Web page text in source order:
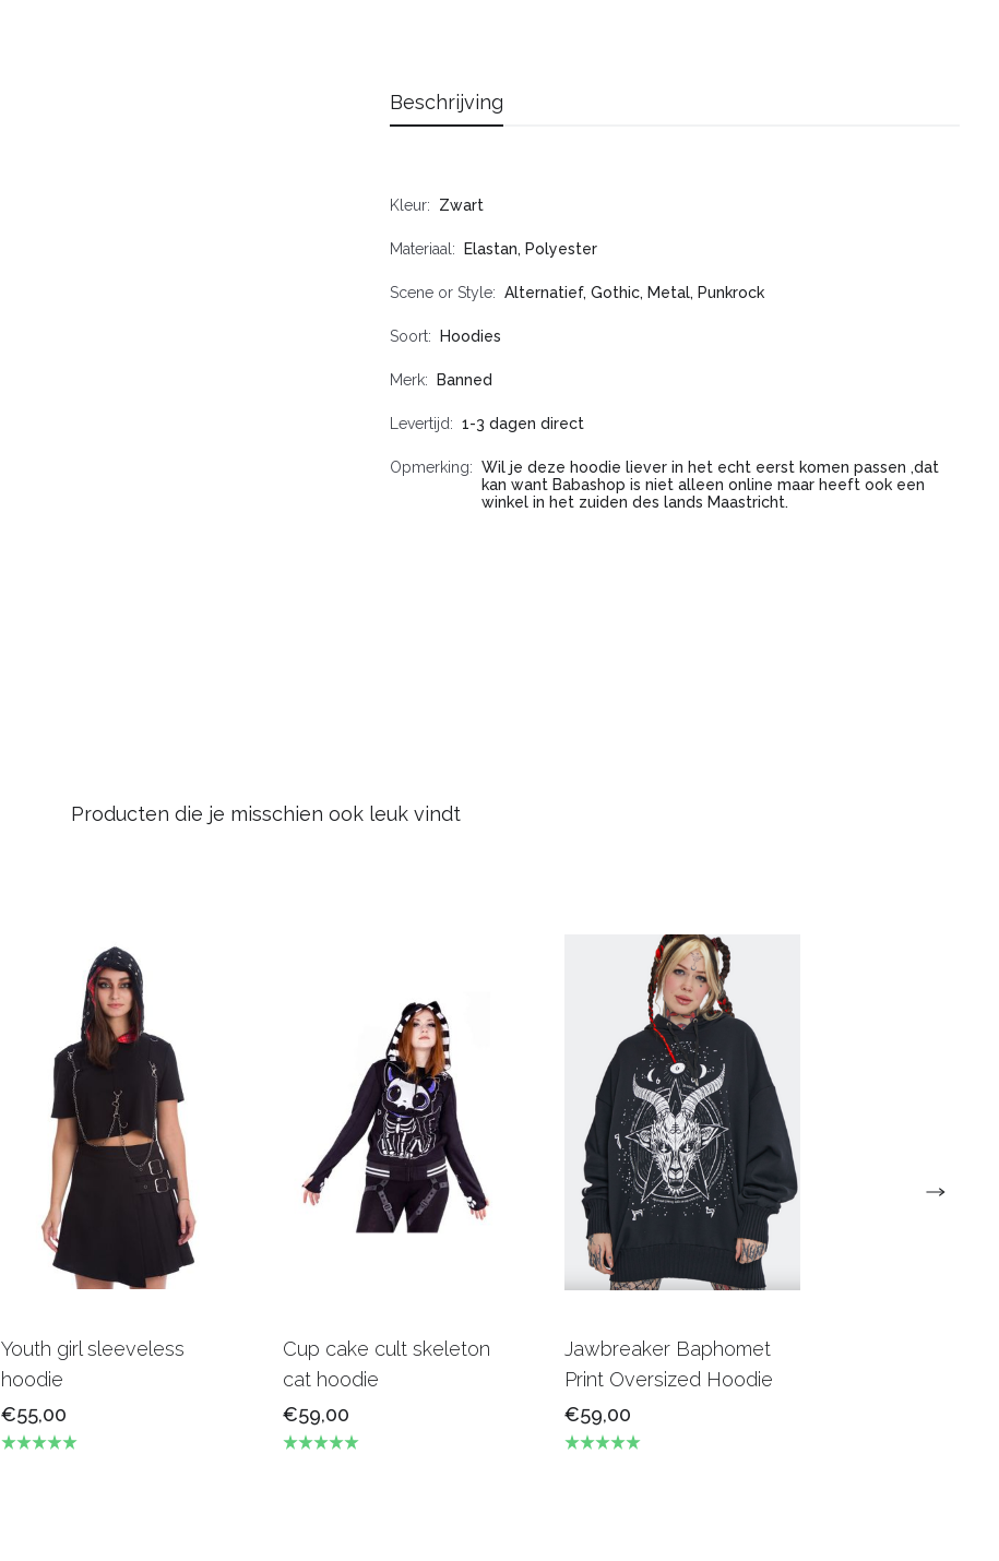
Beschrijving
Kleur Zwart
Materiaal Elastan, Polyester
Scene or Style Alternatief, Gothic, Metal, Punkrock
Soort Hoodies
Merk Banned
Levertijd 1-3 dagen direct
Opmerking
Wil je deze hoodie liever in het echt eerst komen passen ,dat
kan want Babashop is niet alleen online maar heeft ook een
winkel in het zuiden des lands Maastricht.
Producten die je misschien ook leuk vindt
Youth girl sleeveless
hoodie
€55,00
Cup cake cult skeleton
cat hoodie
€59,00
Jawbreaker Baphomet
Print Oversized Hoodie
€59,00